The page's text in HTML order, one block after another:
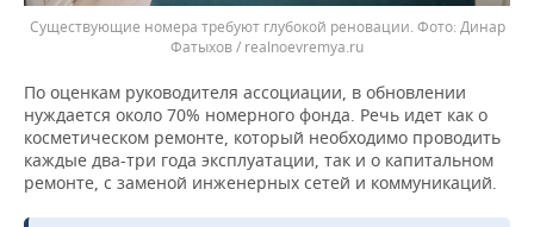
Существующие номера требуют глубокой реновации.
Динар
Фатыхов / realnoevremya.ru
По оценкам руководителя ассоциации, в обновлении
нуждается около 70% номерного фонда. Речь идет как о
косметическом ремонте, который необходимо проводить
каждые два-три года эксплуатации, так и о капитальном
ремонте, с заменой инженерных сетей и коммуникаций.